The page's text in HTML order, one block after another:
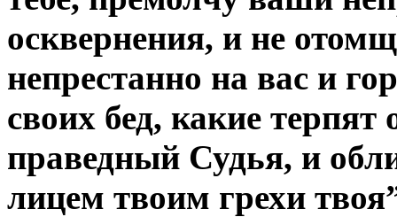
осквернения, и не
непрестанно на вас и
своих бед, какие
праведный Судья, и
лицем твоим грехи